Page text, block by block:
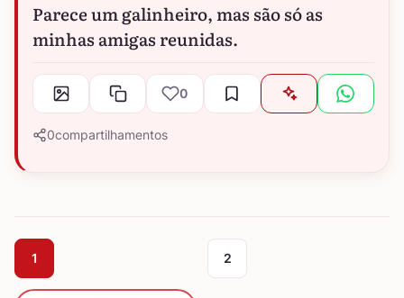
Parece um galinheiro, mas são só as
minhas amigas reunidas.
0
0compartilhamentos
1 2